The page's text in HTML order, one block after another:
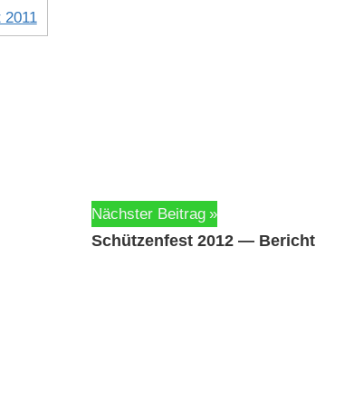
Nächster Beitrag
Schützenfest 2012 — Bericht